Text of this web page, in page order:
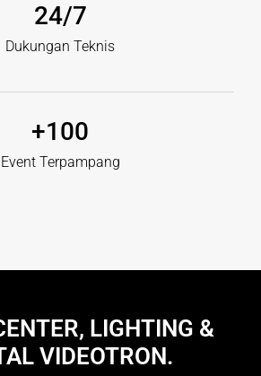
Dukungan Teknis
24/7
Event Terpampang
+100
LIGHTING &
VIDEOTRON.